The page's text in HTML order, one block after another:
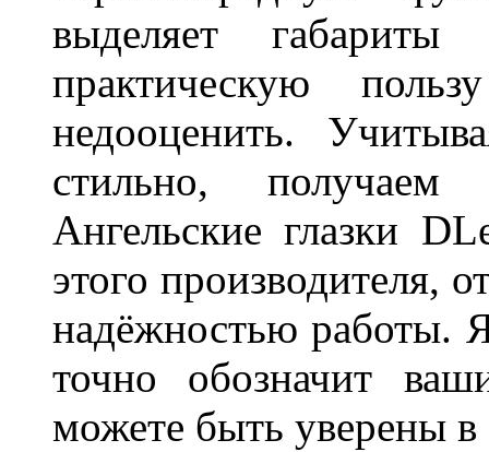
выделяет
практическую
недооценить.
стильно,
Ангельские глазки
этого производителя,
надёжностью работы.
точно обозначит
можете быть уверены